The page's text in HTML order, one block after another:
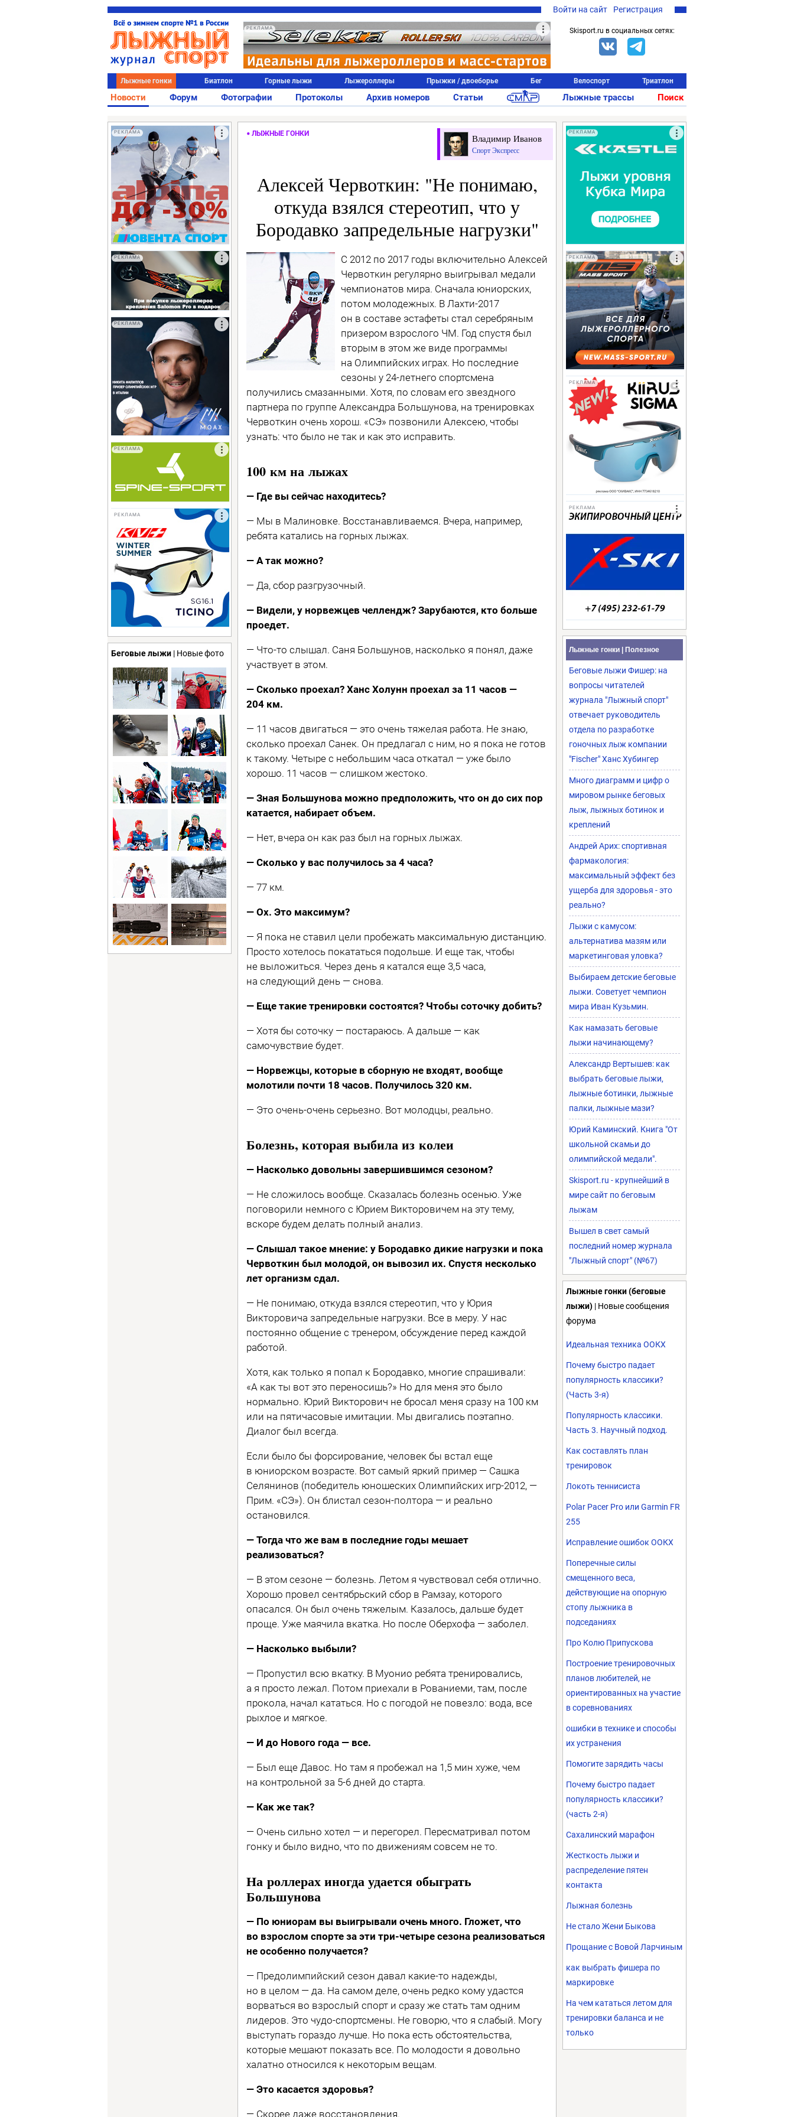
Войти на сайт Регистрация
РЕКЛАМА Skisport.ru в социальных сетях:
Лыжные гонки Биатлон Горные лыжи Лыжероллеры Прыжки / двоеборье Бег Велоспорт Триатлон
Новости Форум Фотографии Протоколы Архив номеров Статьи Лыжные трассы Поиск
РЕКЛАМА
РЕКЛАМА
РЕКЛАМА
РЕКЛАМА
РЕКЛАМА
Беговые лыжи | Новые фото
ЛЫЖНЫЕ ГОНКИ Владимир Иванов
Спорт Экспресс
Алексей Червоткин: "Не понимаю,
откуда взялся стереотип, что у
Бородавко запредельные нагрузки"
С 2012 по 2017 годы включительно Алексей
Червоткин регулярно выигрывал медали
чемпионатов мира. Сначала юниорских,
потом молодежных. В Лахти-2017
он в составе эстафеты стал серебряным
призером взрослого ЧМ. Год спустя был
вторым в этом же виде программы
на Олимпийских играх. Но последние
сезоны у 24-летнего спортсмена
получились смазанными. Хотя, по словам его звездного
партнера по группе Александра Большунова, на тренировках
Червоткин очень хорош. «СЭ» позвонили Алексею, чтобы
узнать: что было не так и как это исправить.
100 км на лыжах
— Где вы сейчас находитесь?
— Мы в Малиновке. Восстанавливаемся. Вчера, например,
ребята катались на горных лыжах.
— А так можно?
— Да, сбор разгрузочный.
— Видели, у норвежцев челлендж? Зарубаются, кто больше
проедет.
— Что-то слышал. Саня Большунов, насколько я понял, даже
участвует в этом.
— Сколько проехал? Ханс Холунн проехал за 11 часов —
204 км.
— 11 часов двигаться — это очень тяжелая работа. Не знаю,
сколько проехал Санек. Он предлагал с ним, но я пока не готов
к такому. Четыре с небольшим часа откатал — уже было
хорошо. 11 часов — слишком жестоко.
— Зная Большунова можно предположить, что он до сих пор
катается, набирает объем.
— Нет, вчера он как раз был на горных лыжах.
— Сколько у вас получилось за 4 часа?
— 77 км.
— Ох. Это максимум?
— Я пока не ставил цели пробежать максимальную дистанцию.
Просто хотелось покататься подольше. И еще так, чтобы
не выложиться. Через день я катался еще 3,5 часа,
на следующий день — снова.
— Еще такие тренировки состоятся? Чтобы соточку добить?
— Хотя бы соточку — постараюсь. А дальше — как
самочувствие будет.
— Норвежцы, которые в сборную не входят, вообще
молотили почти 18 часов. Получилось 320 км.
— Это очень-очень серьезно. Вот молодцы, реально.
Болезнь, которая выбила из колеи
— Насколько довольны завершившимся сезоном?
— Не сложилось вообще. Сказалась болезнь осенью. Уже
поговорили немного с Юрием Викторовичем на эту тему,
вскоре будем делать полный анализ.
— Слышал такое мнение: у Бородавко дикие нагрузки и пока
Червоткин был молодой, он вывозил их. Спустя несколько
лет организм сдал.
— Не понимаю, откуда взялся стереотип, что у Юрия
Викторовича запредельные нагрузки. Все в меру. У нас
постоянно общение с тренером, обсуждение перед каждой
работой.
Хотя, как только я попал к Бородавко, многие спрашивали:
«А как ты вот это переносишь?» Но для меня это было
нормально. Юрий Викторович не бросал меня сразу на 100 км
или на пятичасовые имитации. Мы двигались поэтапно.
Диалог был всегда.
Если было бы форсирование, человек бы встал еще
в юниорском возрасте. Вот самый яркий пример — Сашка
Селянинов (победитель юношеских Олимпийских игр-2012, —
Прим. «СЭ»). Он блистал сезон-полтора — и реально
остановился.
— Тогда что же вам в последние годы мешает
реализоваться?
— В этом сезоне — болезнь. Летом я чувствовал себя отлично.
Хорошо провел сентябрьский сбор в Рамзау, которого
опасался. Он был очень тяжелым. Казалось, дальше будет
проще. Уже маячила вкатка. Но после Оберхофа — заболел.
— Насколько выбыли?
— Пропустил всю вкатку. В Муонио ребята тренировались,
а я просто лежал. Потом приехали в Рованиеми, там, после
прокола, начал кататься. Но с погодой не повезло: вода, все
рыхлое и мягкое.
— И до Нового года — все.
— Был еще Давос. Но там я пробежал на 1,5 мин хуже, чем
на контрольной за 5-6 дней до старта.
— Как же так?
— Очень сильно хотел — и перегорел. Пересматривал потом
гонку и было видно, что по движениям совсем не то.
На роллерах иногда удается обыграть
Большунова
— По юниорам вы выигрывали очень много. Гложет, что
во взрослом спорте за эти три-четыре сезона реализоваться
не особенно получается?
— Предолимпийский сезон давал какие-то надежды,
но в целом — да. На самом деле, очень редко кому удастся
ворваться во взрослый спорт и сразу же стать там одним
лидеров. Это чудо-спортсмены. Не говорю, что я слабый. Могу
выступать гораздо лучше. Но пока есть обстоятельства,
которые мешают показать все. По молодости я довольно
халатно относился к некоторым вещам.
— Это касается здоровья?
— Скорее даже восстановления.
РЕКЛАМА
РЕКЛАМА
РЕКЛАМА
РЕКЛАМА
Лыжные гонки | Полезное
Беговые лыжи Фишер: на
вопросы читателей
журнала "Лыжный спорт"
отвечает руководитель
отдела по разработке
гоночных лыж компании
"Fischer" Ханс Хубингер
Много диаграмм и цифр о
мировом рынке беговых
лыж, лыжных ботинок и
креплений
Андрей Арих: спортивная
фармакология:
максимальный эффект без
ущерба для здоровья - это
реально?
Лыжи с камусом:
альтернатива мазям или
маркетинговая уловка?
Выбираем детские беговые
лыжи. Советует чемпион
мира Иван Кузьмин.
Как намазать беговые
лыжи начинающему?
Александр Вертышев: как
выбрать беговые лыжи,
лыжные ботинки, лыжные
палки, лыжные мази?
Юрий Каминский. Книга "От
школьной скамьи до
олимпийской медали".
Skisport.ru - крупнейший в
мире сайт по беговым
лыжам
Вышел в свет самый
последний номер журнала
"Лыжный спорт" (№67)
Лыжные гонки (беговые
лыжи) | Новые сообщения
форума
Идеальная техника ООКХ
Почему быстро падает
популярность классики?
(Часть 3-я)
Популярность классики.
Часть 3. Научный подход.
Как составлять план
тренировок
Локоть теннисиста
Polar Pacer Pro или Garmin FR
255
Исправление ошибок ООКХ
Поперечные силы
смещенного веса,
действующие на опорную
стопу лыжника в
подседаниях
Про Колю Припускова
Построение тренировочных
планов любителей, не
ориентированных на участие
в соревнованиях
ошибки в технике и способы
их устранения
Помогите зарядить часы
Почему быстро падает
популярность классики?
(часть 2-я)
Сахалинский марафон
Жесткость лыжи и
распределение пятен
контакта
Лыжная болезнь
Не стало Жени Быкова
Прощание с Вовой Ларчиным
как выбрать фишера по
маркировке
На чем кататься летом для
тренировки баланса и не
только